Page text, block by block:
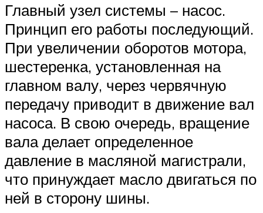
Главный узел системы – насос.
Принцип его работы последующий.
При увеличении оборотов мотора,
шестеренка, установленная на
главном валу, через червячную
передачу приводит в движение вал
насоса. В свою очередь, вращение
вала делает определенное
давление в масляной магистрали,
что принуждает масло двигаться по
ней в сторону шины.